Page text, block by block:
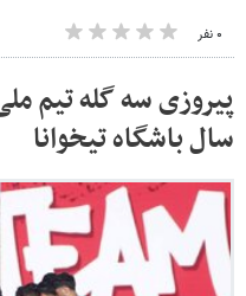
۰ نفر
سال باشگاه تیخوانا